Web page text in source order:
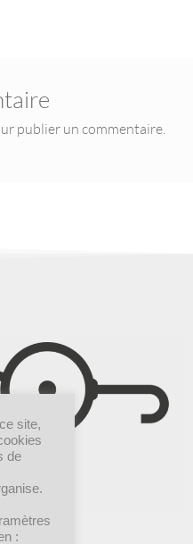
publier un commentaire.
site,
de
: